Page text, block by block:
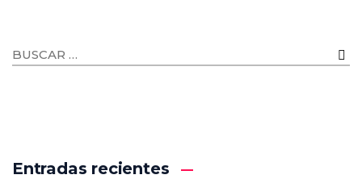
Entradas recientes